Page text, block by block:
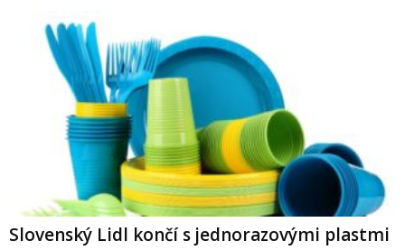
Slovenský Lidl končí s jednorazovými plastmi